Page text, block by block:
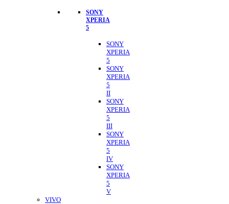
SONY
XPERIA
5
SONY
XPERIA
5
SONY
XPERIA
5
II
SONY
XPERIA
5
III
SONY
XPERIA
5
IV
SONY
XPERIA
5
V
VIVO